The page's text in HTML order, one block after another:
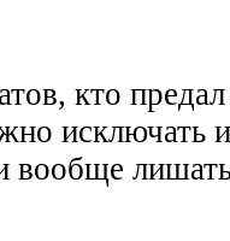
кто
исключать
вообще